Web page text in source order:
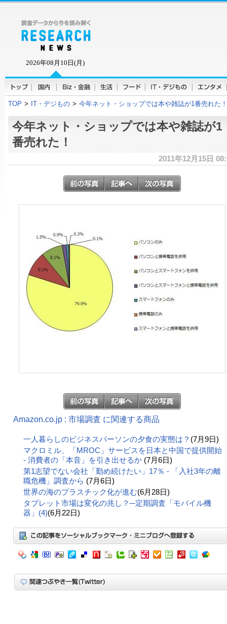
2026年08月10日(月)
TOP > IT・デジもの > 今年ネット・ショップでは本や雑誌が1番売れた！
今年ネット・ショップでは本や雑誌が1
番売れた！
2011年12月15日
Amazon.co.jp : 市場調査 に関連する商品
一人暮らしのビジネスパーソンの夕食の実態は？ (7月9日)
マクロミル、「MROC」サービスを日本と中国で提供開始
- 消費者の「本音」を引き出せるか (7月6日)
第1志望でない会社「勤め続けたい」17％ - 「入社3年の離
職危機」調査から (7月6日)
世界の海のプラスチック化が進む(6月28日)
タブレット市場は変化の兆し？─定期調査「モバイル機
器」(4)(6月22日)